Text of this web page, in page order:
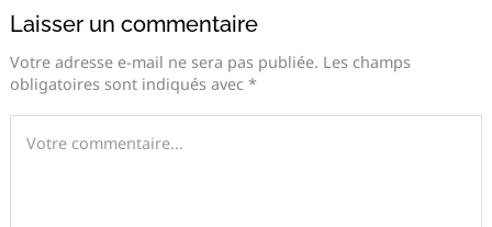
Laisser un commentaire
Votre adresse e-mail ne sera pas publiée. Les champs
obligatoires sont indiqués avec *